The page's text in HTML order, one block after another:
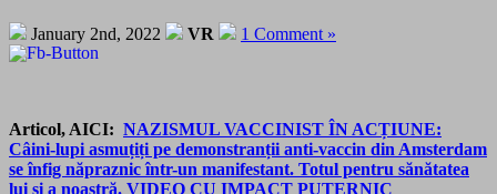
January 2nd, 2022 VR 1 Comment »
Articol, AICI: NAZISMUL VACCINIST ÎN ACȚIUNE:
Câini-lupi asmuțiți pe demonstranții anti-vaccin din Amsterdam
se înfig năpraznic într-un manifestant. Totul pentru sănătatea
lui și a noastră. VIDEO CU IMPACT PUTERNIC